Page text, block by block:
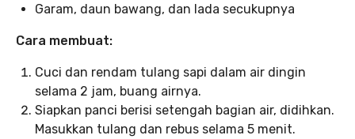
Garam, daun bawang, dan lada secukupnya
Cara membuat:
Cuci dan rendam tulang sapi dalam air dingin
selama 2 jam, buang airnya.
Siapkan panci berisi setengah bagian air, didihkan.
Masukkan tulang dan rebus selama 5 menit.